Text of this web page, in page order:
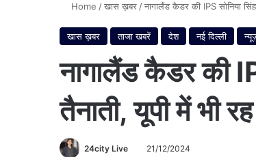
Home /खास ख़बर/नागालैंड कैडर की IPS सोनिया
खास ख़बर ताजा खबरें देश नई दिल्ली
नागालैंड कैडर की
तैनाती, यूपी में भी
24city Live 21/12/2024